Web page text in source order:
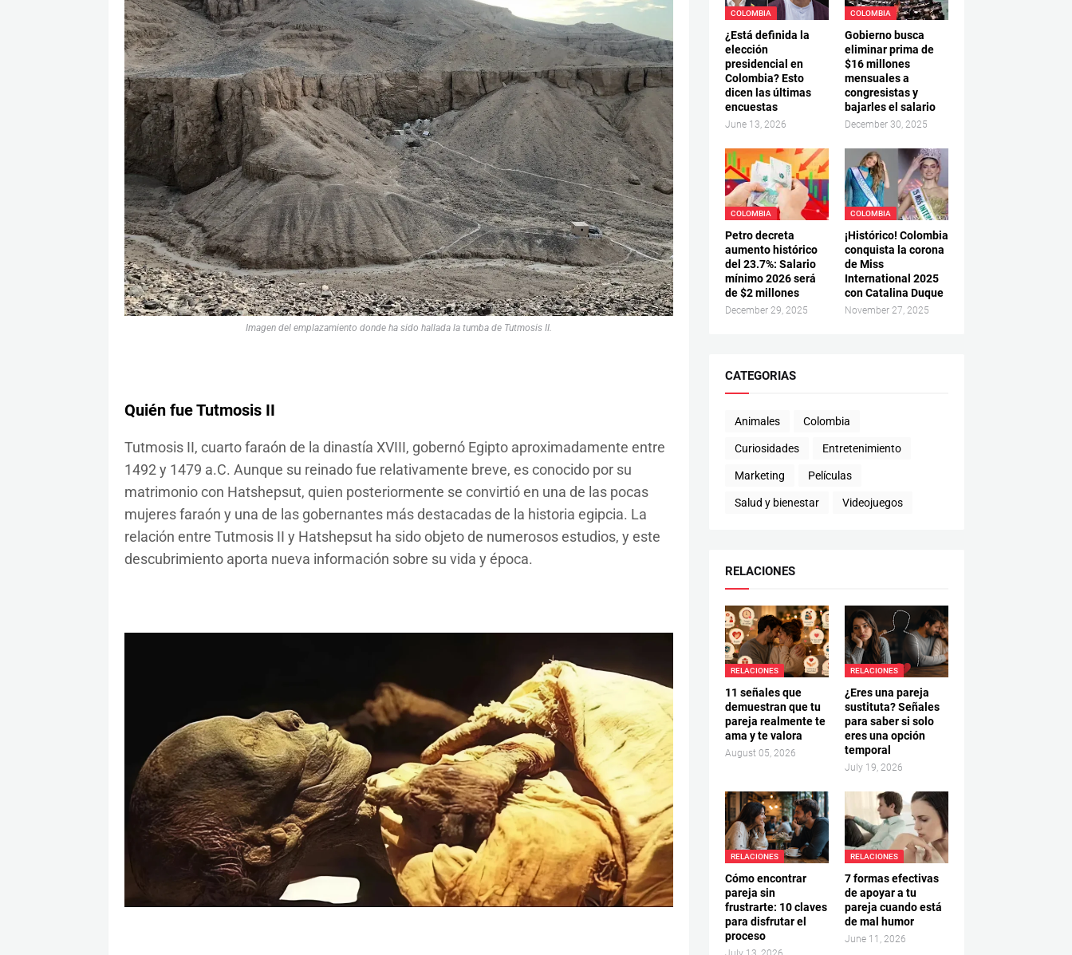
Imagen del emplazamiento donde ha sido hallada la tumba de Tutmosis II.
Quién fue Tutmosis II
Tutmosis II, cuarto faraón de la dinastía XVIII, gobernó Egipto aproximadamente entre
1492 y 1479 a.C. Aunque su reinado fue relativamente breve, es conocido por su
matrimonio con Hatshepsut, quien posteriormente se convirtió en una de las pocas
mujeres faraón y una de las gobernantes más destacadas de la historia egipcia. La
relación entre Tutmosis II y Hatshepsut ha sido objeto de numerosos estudios, y este
descubrimiento aporta nueva información sobre su vida y época.
COLOMBIA
¿Está definida la
elección
presidencial en
Colombia? Esto
dicen las últimas
encuestas
June 13, 2026
COLOMBIA
Gobierno busca
eliminar prima de
$16 millones
mensuales a
congresistas y
bajarles el salario
December 30, 2025
COLOMBIA
Petro decreta
aumento histórico
del 23.7%: Salario
mínimo 2026 será
de $2 millones
December 29, 2025
COLOMBIA
¡Histórico! Colombia
conquista la corona
de Miss
International 2025
con Catalina Duque
November 27, 2025
CATEGORIAS
Animales Colombia
Curiosidades Entretenimiento
Marketing Películas
Salud y bienestar Videojuegos
RELACIONES
RELACIONES
11 señales que
demuestran que tu
pareja realmente te
ama y te valora
August 05, 2026
RELACIONES
¿Eres una pareja
sustituta? Señales
para saber si solo
eres una opción
temporal
July 19, 2026
RELACIONES
Cómo encontrar
pareja sin
frustrarte: 10 claves
para disfrutar el
proceso
RELACIONES
7 formas efectivas
de apoyar a tu
pareja cuando está
de mal humor
June 11, 2026